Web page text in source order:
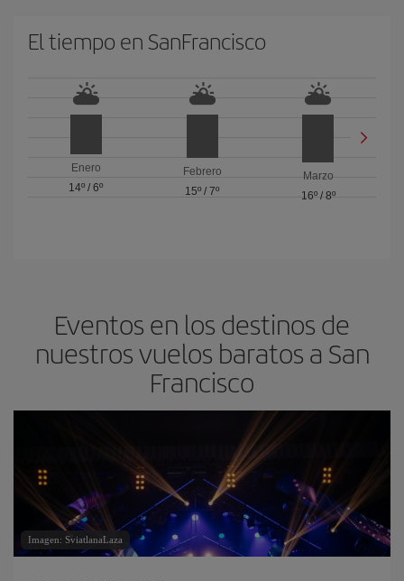
El tiempo en SanFrancisco
Enero
14º /6º
Febrero
15º / 7º
Marzo
16º/ 8º
Eventos en los destinos de
nuestros vuelos baratos a San
Francisco
Imagen: SviatlanaLaza